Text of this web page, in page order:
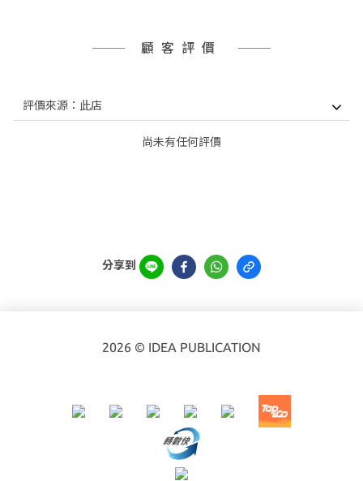
顧客評價
尚未有任何評價
分享到
2026 © IDEA PUBLICATION